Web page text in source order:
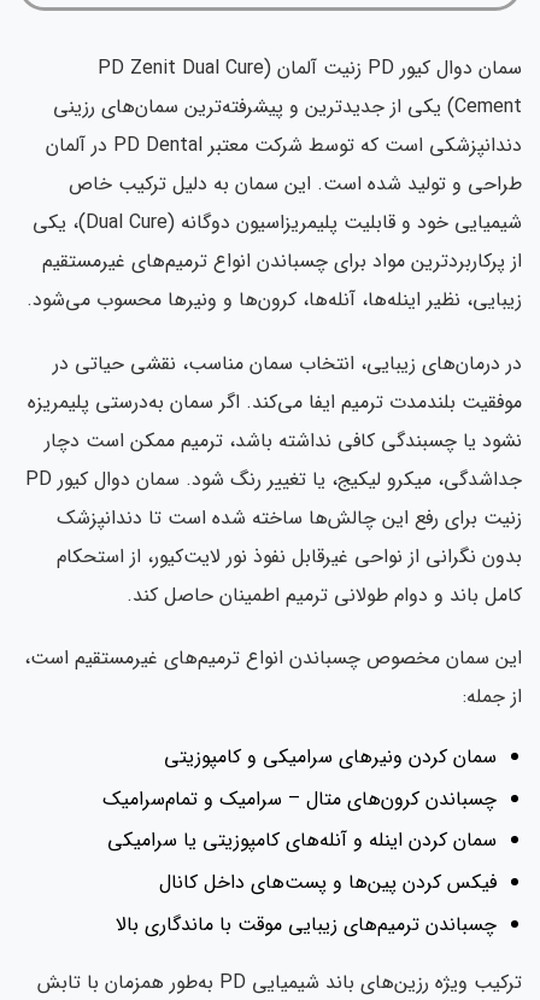
سمان دوال کیور PD زنیت آلمان (PD Zenit Dual Cure
Cement) یکی از جدیدترین و پیشرفته‌ترین سمان‌های رزینی
دندانپزشکی است که توسط شرکت معتبر PD Dental در آلمان
و تولید شده است. این سمان به دلیل ترکیب خاص
شیمیایی خود و قابلیت پلیمریزاسیون دوگانه (Dual Cure)، یکی
پرکاربردترین مواد برای چسباندن انواع ترمیم‌های غیرمستقیم
نظیر اینله‌ها، آنله‌ها، کرون‌ها و ونیرها محسوب می‌شود.
درمان‌های زیبایی، انتخاب سمان مناسب، نقشی حیاتی در
بلندمدت ترمیم ایفا می‌کند. اگر سمان به‌درستی پلیمریزه
یا چسبندگی کافی نداشته باشد، ترمیم ممکن است دچار
جداشدگی، میکرو لیکیج، یا تغییر رنگ شود. سمان دوال کیور PD
برای رفع این چالش‌ها ساخته شده است تا دندانپزشک
نگرانی از نواحی غیرقابل نفوذ نور لایت‌کیور، از استحکام
باند و دوام طولانی ترمیم اطمینان حاصل کند.
سمان مخصوص چسباندن انواع ترمیم‌های غیرمستقیم است،
جمله:
سمان کردن ونیرهای سرامیکی و کامپوزیتی
چسباندن کرون‌های متال – سرامیک و تمام‌سرامیک
سمان کردن اینله و آنله‌های کامپوزیتی یا سرامیکی
فیکس کردن پین‌ها و پست‌های داخل کانال
چسباندن ترمیم‌های زیبایی موقت با ماندگاری بالا
ترکیب ویژه رزین‌های باند شیمیایی PD به‌طور همزمان با تابش